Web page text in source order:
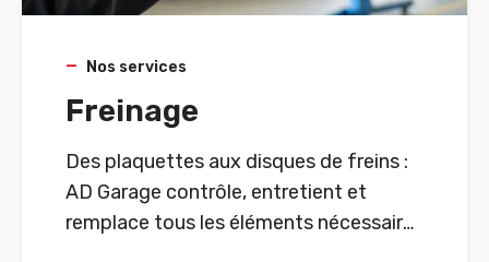
Nos services
Freinage
Des plaquettes aux disques de freins :
AD Garage contrôle, entretient et
remplace tous les éléments nécessaires